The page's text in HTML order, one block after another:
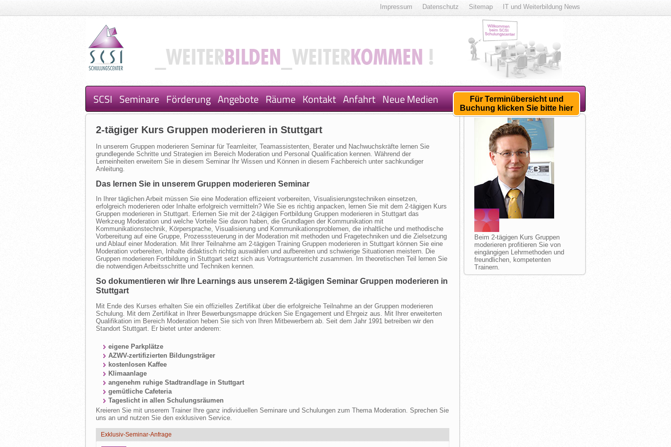
IT und Weiterbildung News
Sitemap
Datenschutz
Impressum
SCSI Seminare Förderung Angebote Räume Kontakt Anfahrt Neue Medien
Für Terminübersicht und
Buchung klicken Sie bitte hier
2-tägiger Kurs Gruppen moderieren in Stuttgart
In unserem Gruppen moderieren Seminar für Teamleiter, Teamassistenten, Berater und Nachwuchskräfte lernen Sie
grundlegende Schritte und Strategien im Bereich Moderation und Personal Qualification kennen. Während der
Lerneinheiten erweitern Sie in diesem Seminar Ihr Wissen und Können in diesem Fachbereich unter sachkundiger
Anleitung.
Das lernen Sie in unserem Gruppen moderieren Seminar
In Ihrer täglichen Arbeit müssen Sie eine Moderation effizeient vorbereiten, Visualisierungstechniken einsetzen,
erfolgreich moderieren oder Inhalte erfolgreich vermitteln? Wie Sie es richtig anpacken, lernen Sie mit dem 2-tägigen Kurs
Gruppen moderieren in Stuttgart. Erlernen Sie mit der 2-tägigen Fortbildung Gruppen moderieren in Stuttgart das
Werkzeug Moderation und welche Vorteile Sie davon haben, die Grundlagen der Kommunikation mit
Kommunikationstechnik, Körpersprache, Visualisierung und Kommunikationsproblemen, die inhaltliche und methodische
Vorbereitung auf eine Gruppe, Prozesssteuerung in der Moderation mit methoden und Fragetechniken und die Zielsetzung
und Ablauf einer Moderation. Mit Ihrer Teilnahme am 2-tägigen Training Gruppen moderieren in Stuttgart können Sie eine
Moderation vorbereiten, Inhalte didaktisch richtig auswählen und aufbereiten und schwierige Situationen meistern. Die
Gruppen moderieren Fortbildung in Stuttgart setzt sich aus Vortragsunterricht zusammen. Im theoretischen Teil lernen Sie
die notwendigen Arbeitsschritte und Techniken kennen.
So dokumentieren wir Ihre Learnings aus unserem 2-tägigen Seminar Gruppen moderieren in
Stuttgart
Mit Ende des Kurses erhalten Sie ein offizielles Zertifikat über die erfolgreiche Teilnahme an der Gruppen moderieren
Schulung. Mit dem Zertifikat in Ihrer Bewerbungsmappe drücken Sie Engagement und Ehrgeiz aus. Mit Ihrer erweiterten
Qualifikation im Bereich Moderation heben Sie sich von Ihren Mitbewerbern ab. Seit dem Jahr 1991 betreiben wir den
Standort Stuttgart. Er bietet unter anderem:
eigene Parkplätze
AZWV-zertifizierten Bildungsträger
kostenlosen Kaffee
Klimaanlage
angenehm ruhige Stadtrandlage in Stuttgart
gemütliche Cafeteria
Tageslicht in allen Schulungsräumen
Kreieren Sie mit unserem Trainer Ihre ganz individuellen Seminare und Schulungen zum Thema Moderation. Sprechen Sie
uns an und nutzen Sie den exklusiven Service.
Exklusiv-Seminar-Anfrage
Beim 2-tägigen Kurs Gruppen
moderieren profitieren Sie von
eingängigen Lehrmethoden und
freundlichen, kompetenten
Trainern.